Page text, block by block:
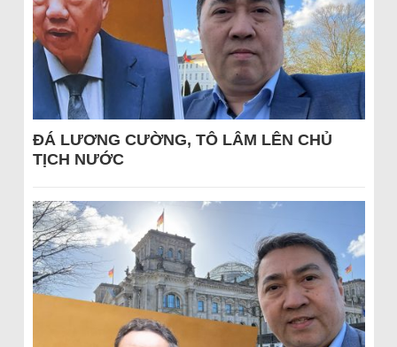
ĐÁ LƯƠNG CƯỜNG, TÔ LÂM LÊN CHỦ
TỊCH NƯỚC